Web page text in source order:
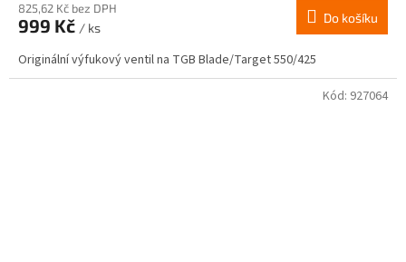
825,62 Kč bez DPH
999 Kč / ks
Do košíku
Originální výfukový ventil na TGB Blade/Target 550/425
Kód: 927064